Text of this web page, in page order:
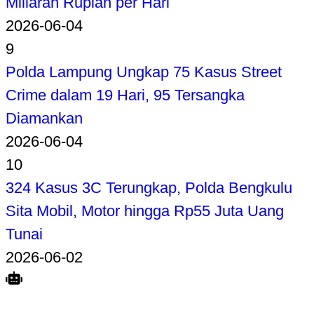
2026-06-04
9
Polda Lampung Ungkap 75 Kasus Street
Crime dalam 19 Hari, 95 Tersangka
Diamankan
2026-06-04
10
324 Kasus 3C Terungkap, Polda Bengkulu
Sita Mobil, Motor hingga Rp55 Juta Uang
Tunai
2026-06-02